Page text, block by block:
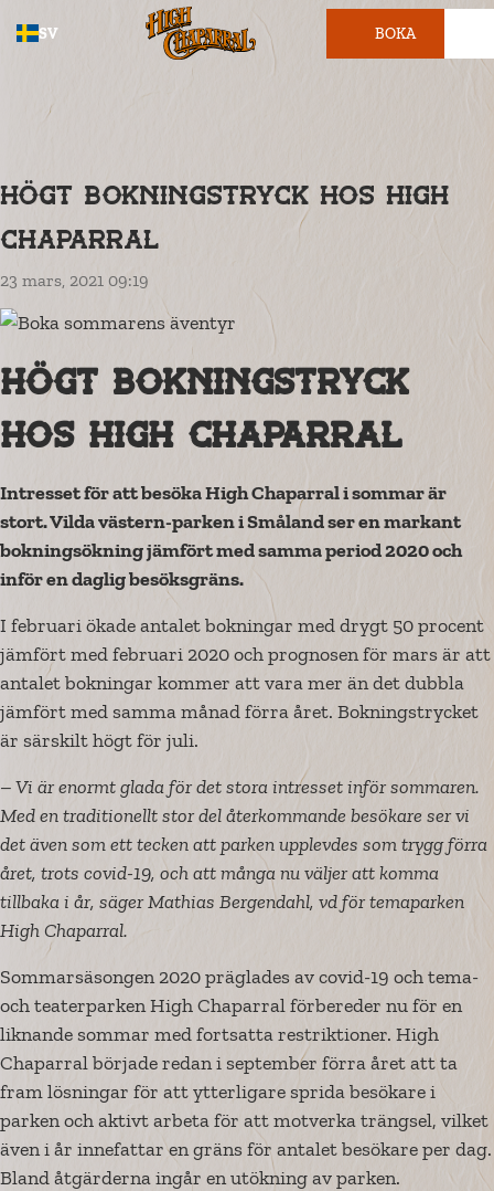
SV BOKA
BILJETT
Högt bokningstryck hos High
Chaparral
23 mars, 2021 09:19
Högt bokningstryck
hos High Chaparral
Intresset för att besöka High Chaparral i sommar är
stort. Vilda västern-parken i Småland ser en markant
bokningsökning jämfört med samma period 2020 och
inför endaglig besöksgräns.
I februari ökade antalet bokningar med drygt 50 procent
jämfört med februari 2020 och prognosen för mars är att
antalet bokningar kommer att vara mer än det dubbla
jämfört med samma månad förra året. Bokningstrycket
är särskilt högt för juli.
– Vi är enormt glada för det stora intresset inför sommaren.
Med en traditionellt stor del återkommande besökare ser vi
det även som ett tecken att parken upplevdes som trygg förra
året, trots covid-19, och att många nu väljer att komma
tillbaka i år, säger Mathias Bergendahl, vd för temaparken
High Chaparral.
Sommarsäsongen 2020 präglades av covid-19 och tema-
och teaterparken High Chaparral förbereder nu för en
liknande sommar med fortsatta restriktioner. High
Chaparral började redan i september förra året att ta
fram lösningar för att ytterligare sprida besökare i
parken och aktivt arbeta för att motverka trängsel, vilket
även i år innefattar en gräns för antalet besökare per dag.
Bland åtgärderna ingår en utökning av parken.